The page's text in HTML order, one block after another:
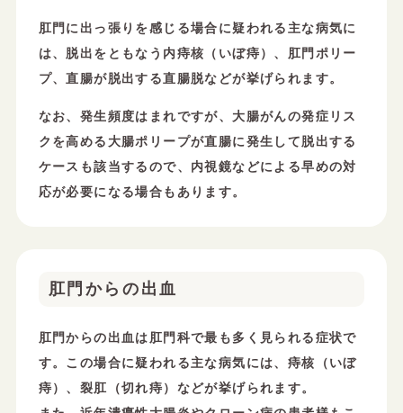
肛門に出っ張りを感じる場合に疑われる主な病気に
は、脱出をともなう内痔核（いぼ痔）、肛門ポリー
プ、直腸が脱出する直腸脱などが挙げられます。
なお、発生頻度はまれですが、大腸がんの発症リス
クを高める大腸ポリープが直腸に発生して脱出する
ケースも該当するので、内視鏡などによる早めの対
応が必要になる場合もあります。
肛門からの出血
肛門からの出血は肛門科で最も多く見られる症状で
す。この場合に疑われる主な病気には、痔核（いぼ
痔）、裂肛（切れ痔）などが挙げられます。